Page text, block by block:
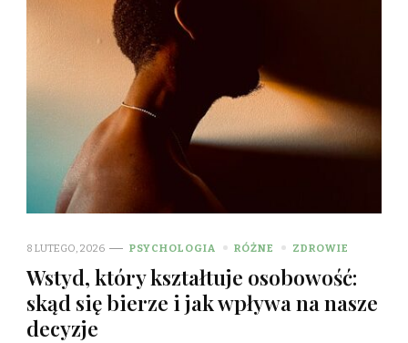
8 LUTEGO, 2026 PSYCHOLOGIA RÓŻNE ZDROWIE
Wstyd, który kształtuje osobowość:
skąd się bierze i jak wpływa na nasze
decyzje